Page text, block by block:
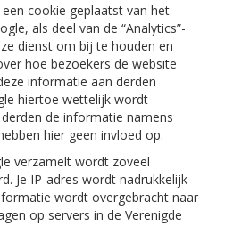
cookie geplaatst van het
als deel van de “Analytics”-
dienst om bij te houden en
hoe bezoekers de website
informatie aan derden
hiertoe wettelijk wordt
de informatie namens
hier geen invloed op.
verzamelt wordt zoveel
Je IP-adres wordt nadrukkelijk
wordt overgebracht naar
op servers in de Verenigde